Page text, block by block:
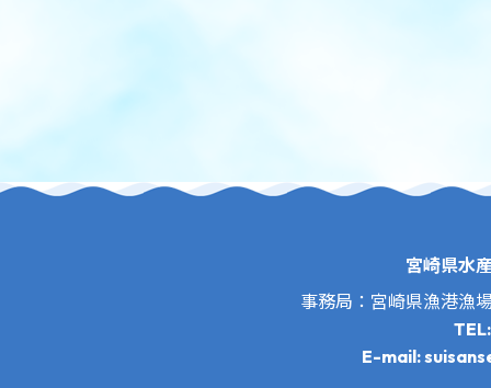
宮崎県水
事務局：宮崎県漁港漁
E-mail: